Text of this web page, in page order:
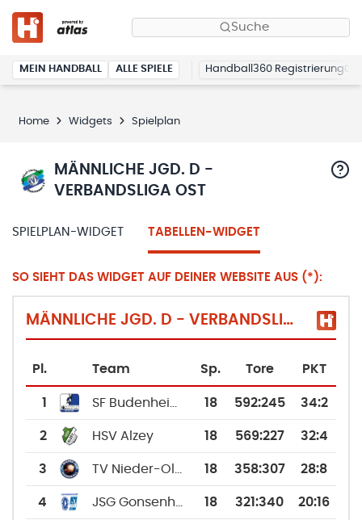
Suche
MEIN HANDBALL ALLE SPIELE Handball360 Registrierung
Home Widgets Spielplan
MÄNNLICHE JGD. D -
VERBANDSLIGA OST
SPIELPLAN-WIDGET TABELLEN-WIDGET
SO SIEHT DAS WIDGET AUF DEINER WEBSITE AUS (*):
MÄNNLICHE JGD. D - VERBANDSLIGA OST
Pl. Team Sp. Tore PKT
1 18 592:245 34:2
2 HSV Alzey 18 569:227 32:4
3 18 358:307 28:8
4 18 321:340 20:16